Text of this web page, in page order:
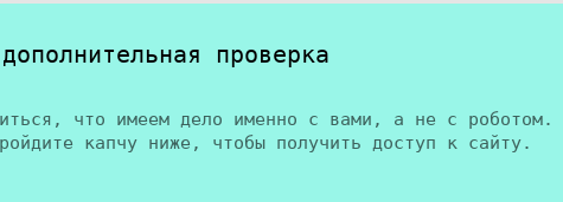
проверка
что имеем дело именно с вами, а не с роботом.
капчу ниже, чтобы получить доступ к сайту.